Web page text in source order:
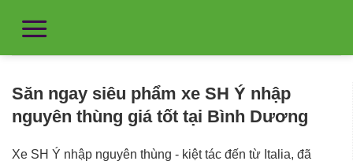
Săn ngay siêu phẩm xe SH Ý nhập
nguyên thùng giá tốt tại Bình Dương
Xe SH Ý nhập nguyên thùng - kiệt tác đến từ Italia, đã